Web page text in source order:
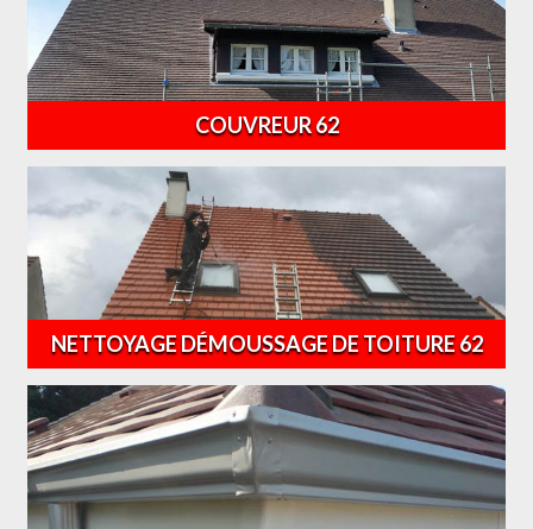
COUVREUR 62
NETTOYAGE DÉMOUSSAGE DE TOITURE 62